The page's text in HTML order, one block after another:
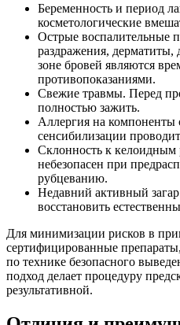
Беременность и период
косметологические
Острые воспалительные
раздражения,
зоне бровей являются
противопоказаниями.
Свежие травмы. Перед
полностью зажить.
Аллергия на компоненты
сенсибилизации
Склонность к
небезопасен при
рубцеванию.
Недавний активный
восстановить
Для минимизации рисков в
сертифицированные
по технике безопасного
подход делает процедуру
результативной.